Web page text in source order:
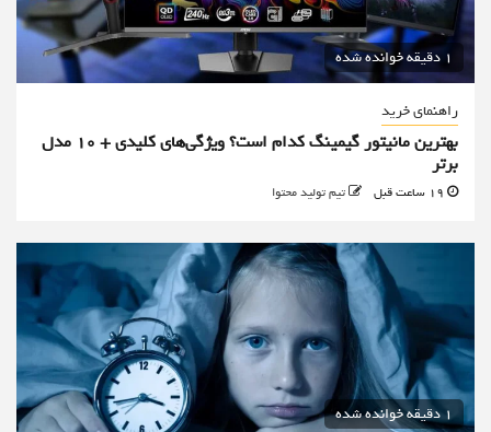
1 دقیقه خوانده شده
راهنمای خرید
بهترین مانیتور گیمینگ کدام است؟ ویژگی‌های کلیدی + 10 مدل
برتر
تیم تولید محتوا
1 دقیقه خوانده شده